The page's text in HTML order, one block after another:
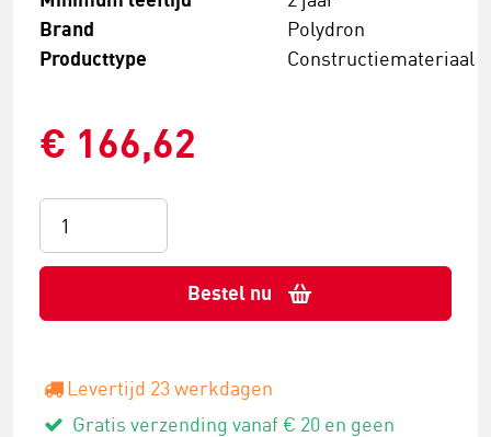
Brand Polydron
Producttype Constructiemateriaal
€ 166,62
Bestel nu
Levertijd 23 werkdagen
Gratis verzending vanaf € 20 en geen